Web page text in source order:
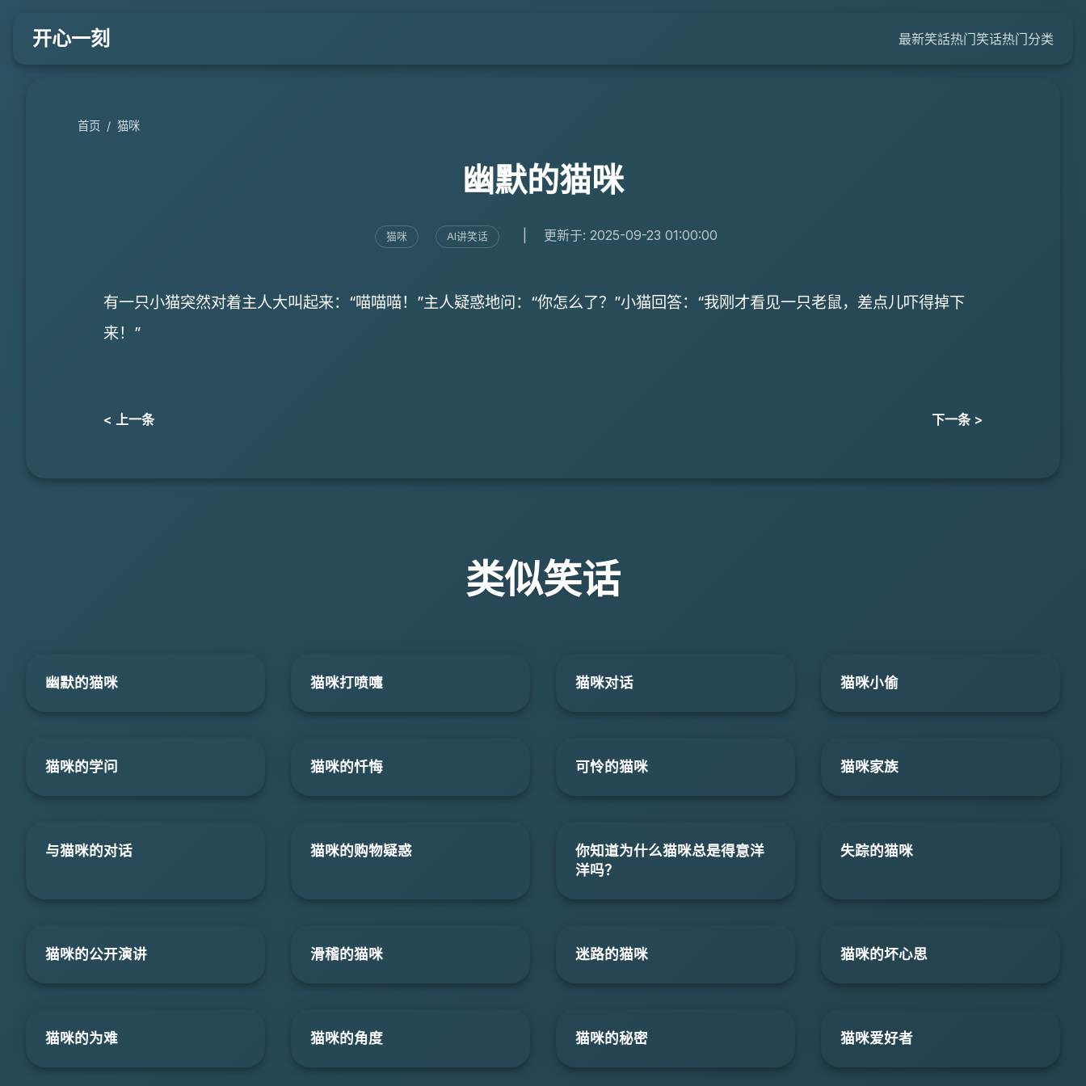
开心一刻 最新笑話热门笑话热门分类
首页 / 猫咪
幽默的猫咪
猫咪 AI讲笑话 更新于: 2025-09-23 01:00:00
有一只小猫突然对着主人大叫起来：“喵喵喵！”主人疑惑地问：“你怎么了？”小猫回答：“我刚才看见一只老鼠，差点儿吓得掉下
来！”
< 上一条 下一条 >
类似笑话
幽默的猫咪 猫咪打喷嚏 猫咪对话 猫咪小偷
猫咪的学问 猫咪的忏悔 可怜的猫咪 猫咪家族
与猫咪的对话 猫咪的购物疑惑
你知道为什么猫咪总是得意洋
洋吗？
失踪的猫咪
猫咪的公开演讲 滑稽的猫咪 迷路的猫咪 猫咪的坏心思
猫咪的为难 猫咪的角度 猫咪的秘密 猫咪爱好者